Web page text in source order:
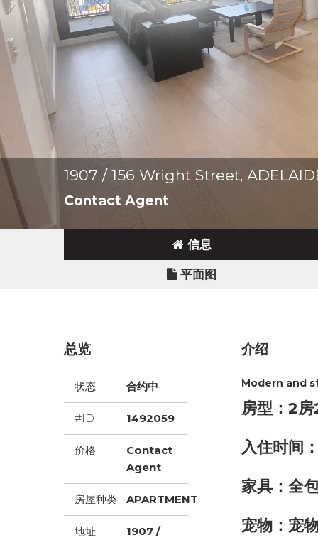
1907 / 156 Wright Street,
Contact Agent
信息
平面图
总览
状态 合约中
#ID 1492059
价格
Contact
Agent
房屋种类 APARTMENT
地址
1907 /
介绍
Modern and
房型：2房
入住时间
家具：全
宠物：宠